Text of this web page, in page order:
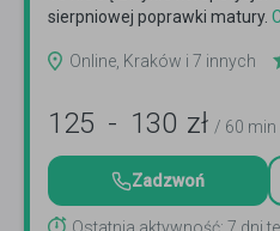
sierpniowej poprawki matury.
Online, Kraków i 7 innych
125 - 130 zł / 60 min
Zadzwoń